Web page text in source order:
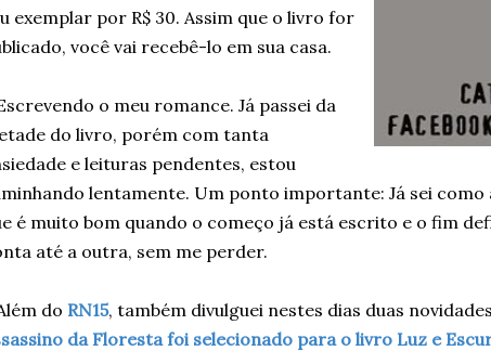
exemplar por R$ 30. Assim que o livro for
você vai recebê-lo em sua casa.
o meu romance. Já passei da
do livro, porém com tanta
e leituras pendentes, estou
lentamente. Um ponto importante: Já sei
é muito bom quando o começo já está escrito e o fim
até a outra, sem me perder.
do RN15, também divulguei nestes dias duas
da Floresta foi selecionado para o livro Luz e